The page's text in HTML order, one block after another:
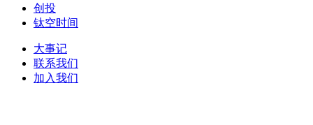
创投
钛空时间
大事记
联系我们
加入我们